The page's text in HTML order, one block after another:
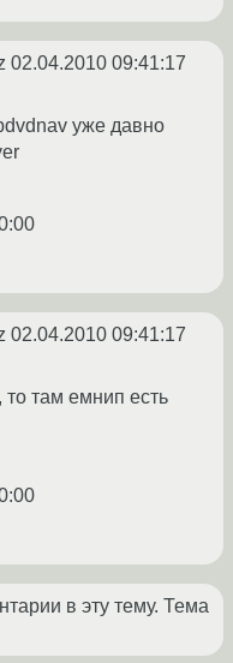
02.04.2010 09:41:17
уже давно
02.04.2010 09:41:17
то там емнип есть
в эту тему. Тема